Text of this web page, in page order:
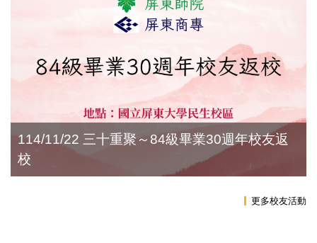
114/11/22 三十重聚～84級畢業30週年校友返
校
更多校友活動